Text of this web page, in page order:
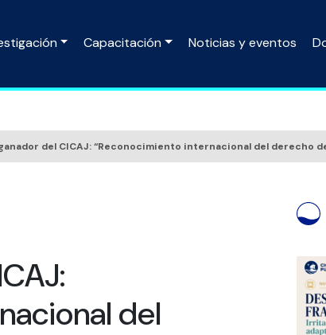
Capacitación Noticias y eventos
del CICAJ: “Reconocimiento internacional del derecho
del